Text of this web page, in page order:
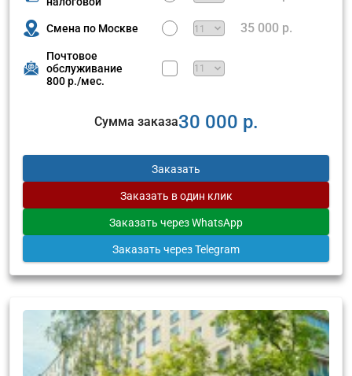
Смена по Москве 35 000 р.
Почтовое
обслуживание
800 р./мес.
Сумма заказа30 000 р.
Заказать
Заказать в один клик
Заказать через WhatsApp
Заказать через Telegram